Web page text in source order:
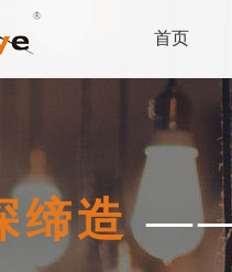
首页
缔造——